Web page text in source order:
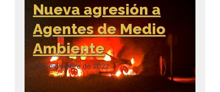
Nueva agresión a
Agentes de Medio
Ambiente
1 de diciembre de 2022